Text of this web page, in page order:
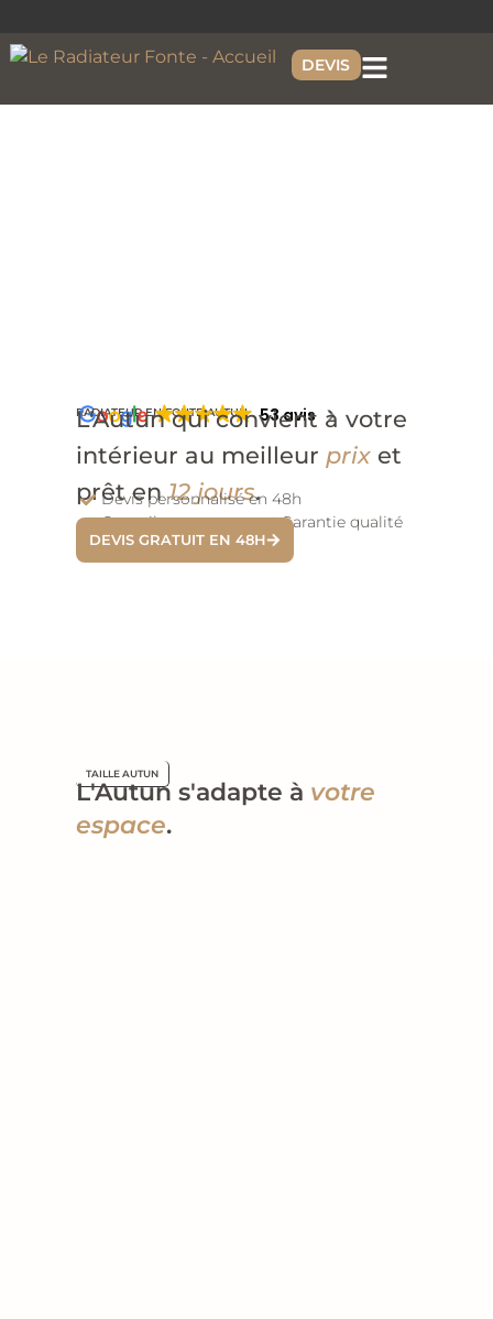
DEVIS
RADIATEUR EN FONTE AUTUN 53 avis
L'Autun qui convient à votre
intérieur au meilleur prix et
prêt en12 jours.
Devis personnalisé en 48h
Conseils sur mesure
Garantie qualité
DEVIS GRATUIT EN 48H
TAILLE AUTUN
L'Autun s'adapte à votre
espace.